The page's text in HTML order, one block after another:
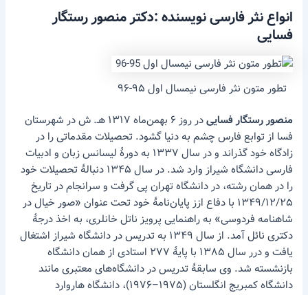
انواع نثر فارسی نویسنده :دکتر منصور رستگار
فسایی
تطور متون نثر فارسی نیمسال اول ۹۵-۹۶
منصور رستگار فسایی
در روز ۶ بهمن‌ماه ۱۳۱۷ هـ. ش در شهرستان
فسا از توابع فارس چشم به دنیا گشود. تحصیلات مقدماتی را در
زادگاه خود گذراند و در سال ۱۳۳۷ به دورهٔ لیسانس زبان و ادبیات
فارسی دانشگاه شیراز وارد شد. در سال ۱۳۴۵ دنبالهٔ تحصیلات خود
را در همان رشته، در دانشگاه تهران پی گرفت و سرانجام در تاریخ
۱۳۴۹/۱۲/۲۵ با دفاع ازز پایان‌نامهٔ خود تحت عنوان «صور خیال در
شاهنامه فردوسی» به راهنمایی پرویز ناتل خانلری، به اخذ درجهٔ
دکتری نائل آمد. از سال ۱۳۴۹ به تدریس در دانشگاه شیراز اشتغال
یافت و درر سال ۱۳۸۵ با پایهٔ ۲۷۷ استادی از همان دانشگاه
بازنشسته شد. وی سابقهٔ تدریس در دانشگاه‌های معتبری مانند
دانشگاه کمبریج انگلستان (۱۹۷۵–۱۹۷۶)، دانشگاه هاروارد